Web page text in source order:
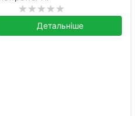
Детальніше